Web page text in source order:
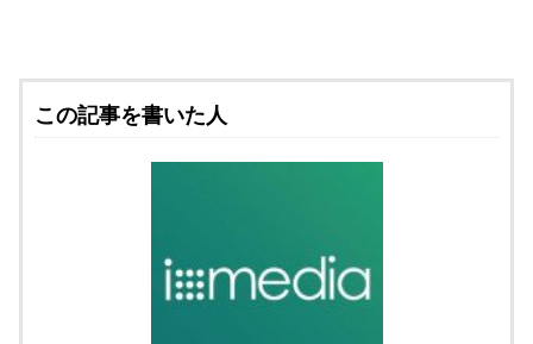
この記事を書いた人